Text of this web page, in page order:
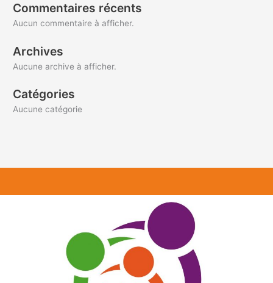
Commentaires récents
Aucun commentaire à afficher.
Archives
Aucune archive à afficher.
Catégories
Aucune catégorie